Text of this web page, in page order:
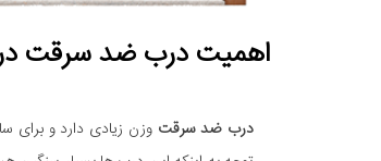
اهمیت درب ضد سرقت در
درب ضد سرقت وزن زیادی دارد و